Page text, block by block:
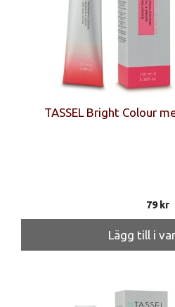
TASSEL Bright Colour
79kr
Lägg till i